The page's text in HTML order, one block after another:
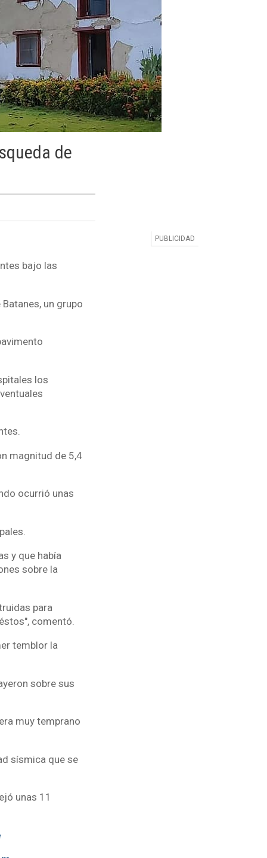
de
bajo las
un grupo
los
magnitud de 5,4
ocurrió unas
y que había
sobre la
para
comentó.
temblor la
sobre sus
muy temprano
sísmica que se
unas 11